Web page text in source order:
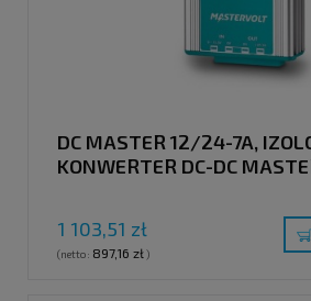
DC MASTER 12/24-7A,
KONWERTER DC-DC
1 103,51 zł
(netto: 897,16 zł)